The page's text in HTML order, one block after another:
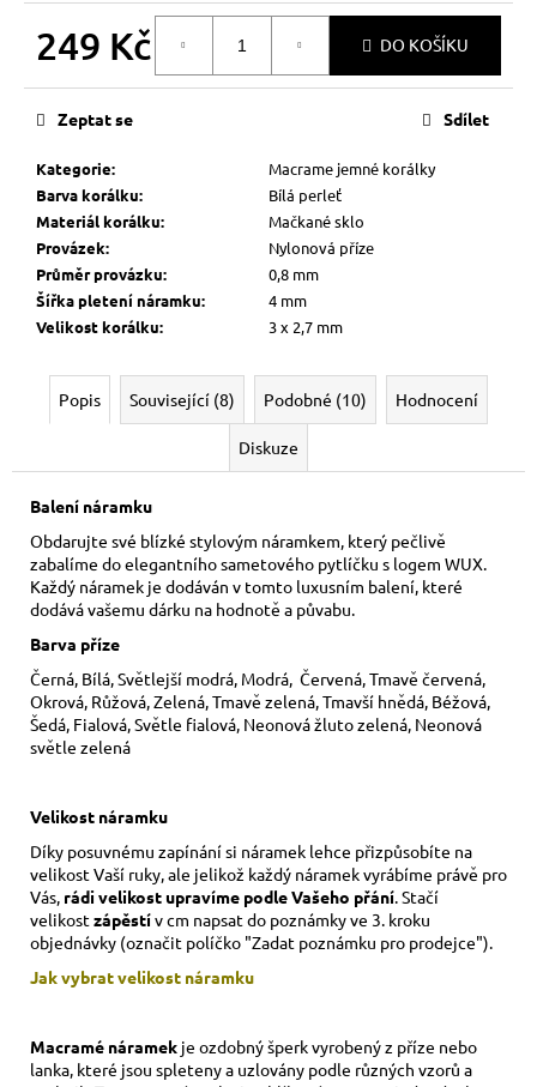
249 Kč DO KOŠÍKU
Kategorie:
Macrame jemné korálky
Barva korálku:
Bílá perleť
Materiál korálku:
Mačkané sklo
Provázek:
Nylonová příze
Průměr provázku:
0,8 mm
Šířka pletení náramku:
4 mm
Velikost korálku: 3 x 2,7 mm
Zeptat se Sdílet
Popis Související (8) Podobné (10) Hodnocení
Diskuze
Balení náramku
Obdarujte své blízké stylovým náramkem, který pečlivě
zabalíme do elegantního sametového pytlíčku s logem WUX.
Každý náramek je dodáván v tomto luxusním balení, které
dodává vašemu dárku na hodnotě a půvabu.
Barva příze
Černá, Bílá, Světlejší modrá, Modrá, Červená, Tmavě červená,
Okrová, Růžová, Zelená, Tmavě zelená, Tmavší hnědá, Béžová,
Šedá, Fialová, Světle fialová, Neonová žluto zelená, Neonová
světle zelená
Velikost náramku
Díky posuvnému zapínání si náramek lehce přizpůsobíte na
velikost Vaší ruky, ale jelikož každý náramek vyrábíme právě pro
Vás, rádi velikost upravíme podle Vašeho přání . Stačí
velikostzápěstív cm napsat do poznámky ve 3. kroku
objednávky (označit políčko "Zadat poznámku pro prodejce").
Jak vybrat velikost náramku
Macramé náramek je ozdobný šperk vyrobený z příze nebo
lanka, které jsou spleteny a uzlovány podle různých vzorů a